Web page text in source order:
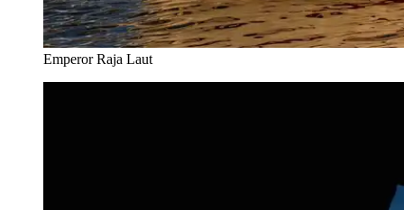
Emperor Raja Laut